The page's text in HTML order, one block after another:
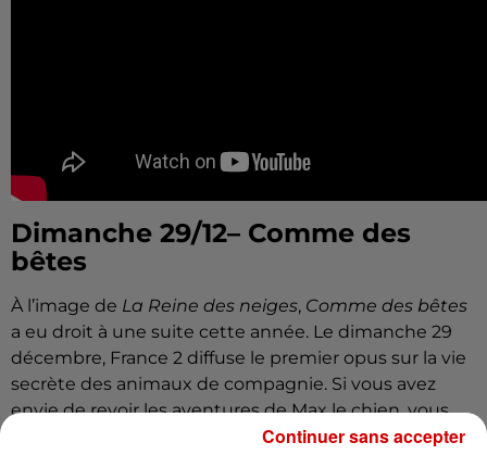
Dimanche 29/12– Comme des
bêtes
À l’image de La Reine des neiges, Comme des bêtes
a eu droit à une suite cette année. Le dimanche 29
décembre, France 2 diffuse le premier opus sur la vie
secrète des animaux de compagnie. Si vous avez
envie de revoir les aventures de Max le chien, vous
Continuer sans accepter